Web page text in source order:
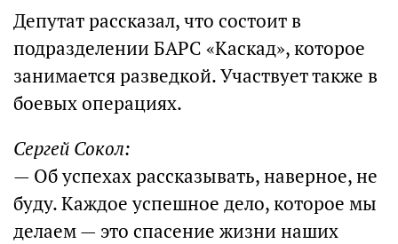
Депутат рассказал, что состоит в
подразделении БАРС «Каскад», которое
занимается разведкой. Участвует также в
боевых операциях.
Сергей Сокол:
— Об успехах рассказывать, наверное, не
буду. Каждое успешное дело, которое мы
делаем — это спасение жизни наших